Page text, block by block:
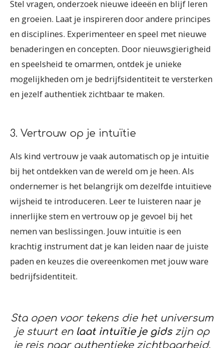
Stel vragen, onderzoek nieuwe ideeën en blijf leren
en groeien. Laat je inspireren door andere principes
en disciplines. Experimenteer en speel met nieuwe
benaderingen en concepten. Door nieuwsgierigheid
en speelsheid te omarmen, ontdek je unieke
mogelijkheden om je bedrijfsidentiteit te versterken
en jezelf authentiek zichtbaar te maken.
3. Vertrouw op je intuïtie
Als kind vertrouw je vaak automatisch op je intuïtie
bij het ontdekken van de wereld om je heen. Als
ondernemer is het belangrijk om dezelfde intuïtieve
wijsheid te introduceren. Leer te luisteren naar je
innerlijke stem en vertrouw op je gevoel bij het
nemen van beslissingen. Jouw intuïtie is een
krachtig instrument dat je kan leiden naar de juiste
paden en keuzes die overeenkomen met jouw ware
bedrijfsidentiteit.
Sta open voor tekens die het universum
je stuurt en laat intuïtie je gidszijn op
je reis naar authentieke zichtbaarheid.